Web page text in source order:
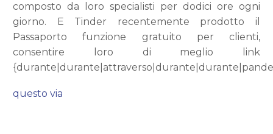
composto da loro specialisti per dodici ore ogni
giorno. E Tinder recentemente prodotto il
Passaporto funzione gratuito per clienti,
consentire loro di meglio link
questo via